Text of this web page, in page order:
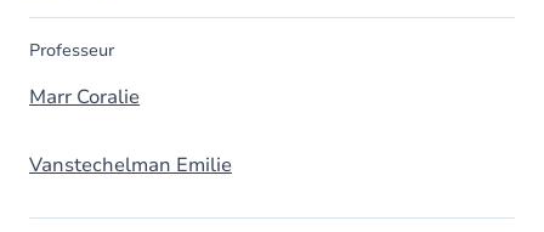
Professeur
Marr Coralie
Vanstechelman Emilie